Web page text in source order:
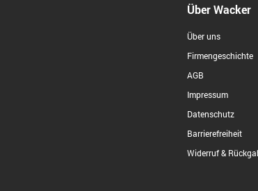
Über Wacker
Über uns
Firmengeschichte
AGB
Impressum
Datenschutz
Barrierefreiheit
Widerruf &